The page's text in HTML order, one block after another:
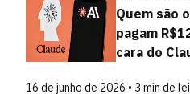
Quem são
pagam
cara do
16 de junho de 2026 • 3 min de